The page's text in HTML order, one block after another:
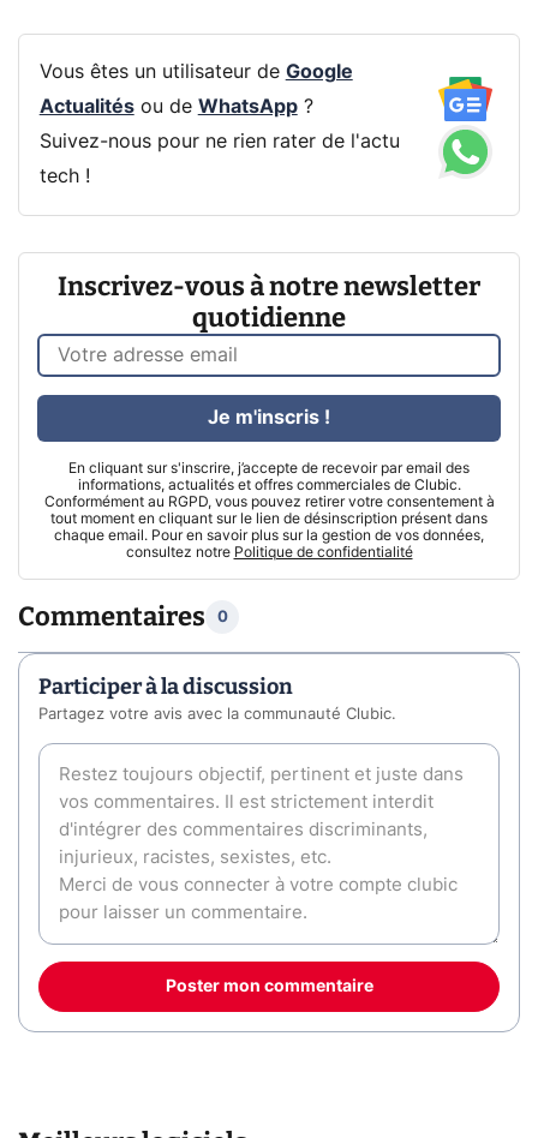
Vous êtes un utilisateur de Google
Actualitésou de WhatsApp?
Suivez-nous pour ne rien rater de l'actu
tech !
Inscrivez-vous à notre newsletter
quotidienne
En cliquant sur s'inscrire, j’accepte de recevoir par email des
informations, actualités et offres commerciales de Clubic.
Conformément au RGPD, vous pouvez retirer votre consentement à
tout moment en cliquant sur le lien de désinscription présent dans
chaque email. Pour en savoir plus sur la gestion de vos données,
consultez notre Politique de confidentialité
Je m'inscris !
Commentaires 0
Participer à la discussion
Partagez votre avis avec la communauté Clubic.
Poster mon commentaire